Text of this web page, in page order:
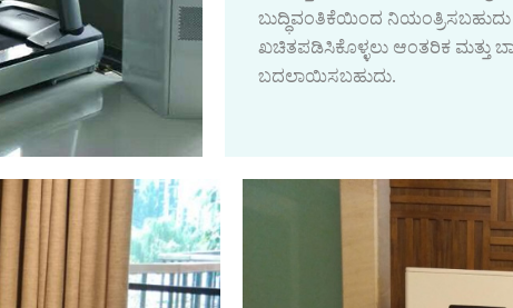
ಬುದ್ಧಿವಂತಿಕೆಯಿಂದ ನಿಯಂತ್ರಿಸಬಹುದು
ಖಚಿತಪಡಿಸಿಕೊಳ್ಳಲು ಆಂತರಿಕ ಮತ್ತು
ಬದಲಾಯಿಸಬಹುದು.